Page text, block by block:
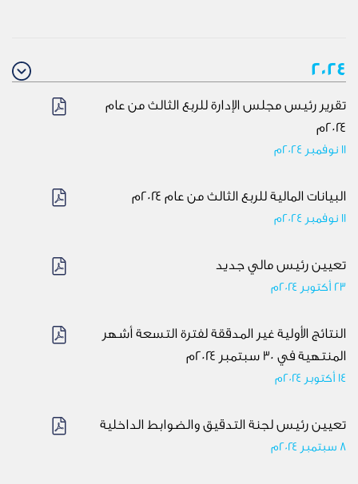
2024
تقرير رئيس مجلس الإدارة للربع الثالث من عام
٢٠٢٤م
11 نوفمبر 2024م
البيانات المالية للربع الثالث من عام ٢٠٢٤م
11 نوفمبر 2024م
تعيين رئيس مالي جديد
23 أكتوبر ٢٠٢٤م
النتائج الأولية غير المدققة لفترة التسعة أشهر
المنتهية في 30 سبتمبر ٢٠٢٤م
14 أكتوبر ٢٠٢٤م
تعيين رئيس لجنة التدقيق والضوابط الداخلية
8 سبتمبر ٢٠٢٤م